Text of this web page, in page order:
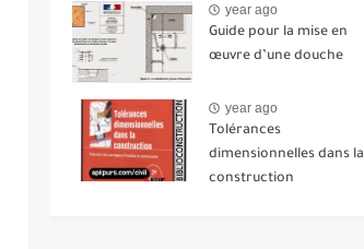
year ago
Guide pour la mise en
œuvre d’une douche
year ago
Tolérances
dimensionnelles dans la
construction